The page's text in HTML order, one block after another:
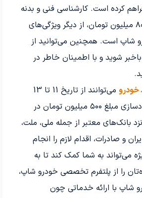
بالا) فراهم کرده است. کارشناسی فنی و بدنه
خودروها تا سقف ۸۰۰ میلیون تومان، از دیگر ویژگی‌های
شاپ است. همچنین می‌توانید از
شوید و با اطمینان خاطر در
خودرو
می‌توانند از تاریخ 11 تا 13
مبلغ ۵۰۰میلیون تومان در
بانک‌های معتبر از جمله ملی، ملت،
و صادرات، اقدام لازم را انجام
می‌تواند به شما کمک کند تا به
را از پلتفرم تخصصی خودرو شاپ،
شاپ با ارائه خدماتی چون